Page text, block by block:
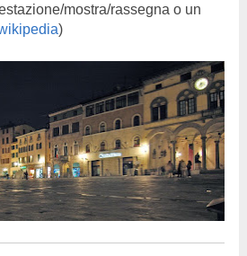
mostra/rassegna o un
)